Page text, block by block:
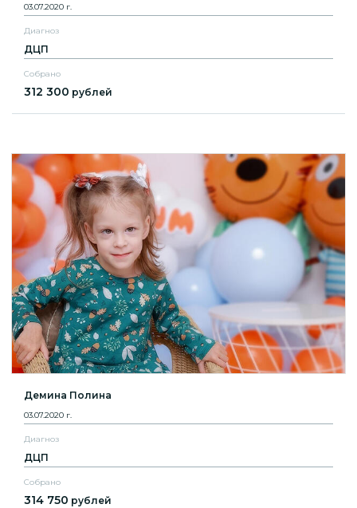
03.07.2020 г.
Диагноз
ДЦП
Собрано
312 300 рублей
Демина Полина
03.07.2020 г.
Диагноз
ДЦП
Собрано
314 750 рублей